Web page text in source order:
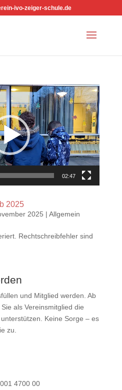
ivo-zeiger-schule.de
02:47
2025
2025 | Allgemein
Rechtschreibfehler sind
und Mitglied werden. Ab
als Vereinsmitglied die
Keine Sorge – es
zu.
4700 00